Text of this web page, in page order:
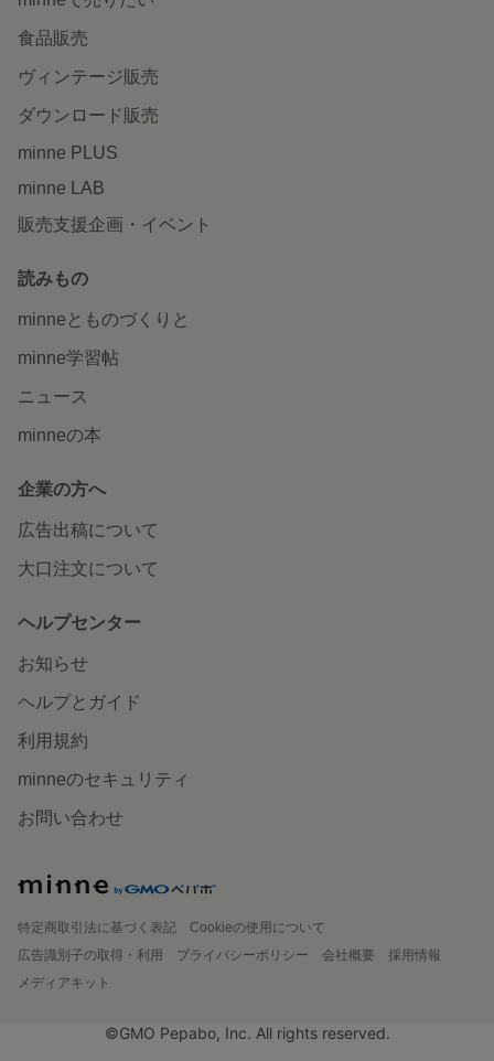
食品販売
ヴィンテージ販売
ダウンロード販売
minne PLUS
minne LAB
販売支援企画・イベント
読みもの
minneとものづくりと
minne学習帖
ニュース
minneの本
企業の方へ
広告出稿について
大口注文について
ヘルプセンター
お知らせ
ヘルプとガイド
利用規約
minneのセキュリティ
お問い合わせ
特定商取引法に基づく表記
Cookieの使用について
広告識別子の取得・利用
プライバシーポリシー 会社概要
採用情報
メディアキット
©GMO Pepabo, Inc. All rights reserved.